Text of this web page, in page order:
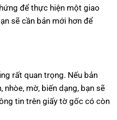
để thực hiện một giao
sẽ cần bản mới hơn để
rất quan trọng. Nếu bản
mờ, biến dạng, bạn sẽ
tin trên giấy tờ gốc có còn